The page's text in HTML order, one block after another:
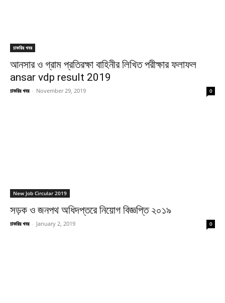
চাকরির খবর
আনসার ও গ্রাম প্রতিরক্ষা বাহিনীর লিখিত পরীক্ষার ফলাফল
ansar vdp result 2019
চাকরির খবর - November 29, 2019 0
New Job Circular 2019
সড়ক ও জনপথ অধিদপ্তরে নিয়োগ বিজ্ঞপ্তি ২০১৯
চাকরির খবর - January 2, 2019 0